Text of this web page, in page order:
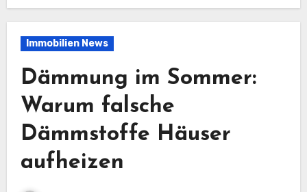
Immobilien News
Dämmung im Sommer:
Warum falsche
Dämmstoffe Häuser
aufheizen